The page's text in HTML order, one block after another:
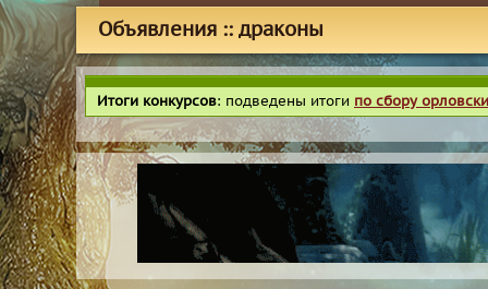
Объявления :: драконы
Итоги конкурсов: подведены итоги по сбору